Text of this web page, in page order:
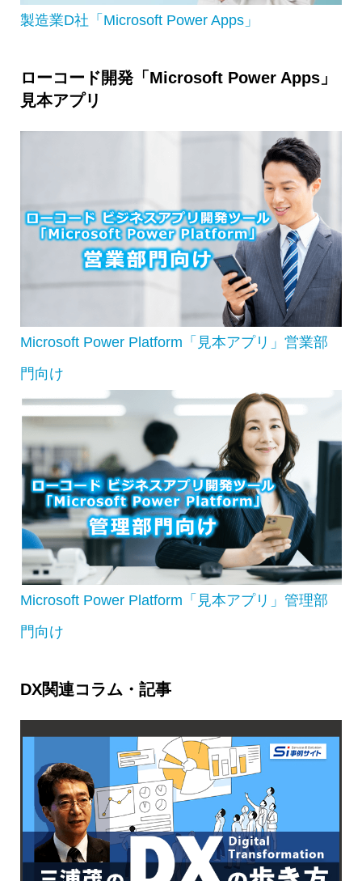
製造業D社「Microsoft Power Apps」
ローコード開発「Microsoft Power Apps」
見本アプリ
Microsoft Power Platform「見本アプリ」営業部
門向け
Microsoft Power Platform「見本アプリ」管理部
門向け
DX関連コラム・記事